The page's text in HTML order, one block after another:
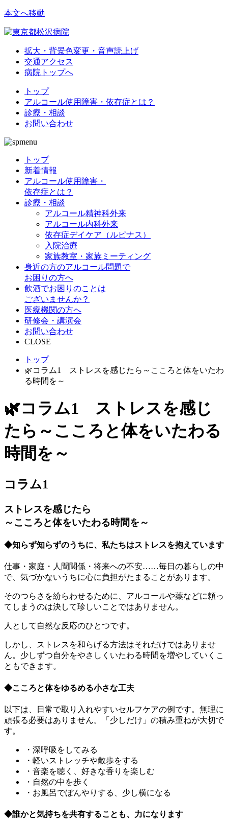
本文へ移動
拡大・背景色変更・音声読上げ
交通アクセス
病院トップへ
トップ
アルコール使用障害・依存症とは？
診療・相談
お問い合わせ
トップ
新着情報
アルコール使用障害・
依存症とは？
診療・相談
アルコール精神科外来
アルコール内科外来
依存症デイケア（ルピナス）
入院治療
家族教室・家族ミーティング
身近の方のアルコール問題で
お困りの方へ
飲酒でお困りのことは
ございませんか？
医療機関の方へ
研修会・講演会
お問い合わせ
CLOSE
トップ
🌿コラム1 ストレスを感じたら～こころと体をいたわ
る時間を～
🌿コラム1 ストレスを感じ
たら～こころと体をいたわる
時間を～
コラム1
ストレスを感じたら
～こころと体をいたわる時間を～
◆知らず知らずのうちに、私たちはストレスを抱えています
仕事・家庭・人間関係・将来への不安……毎日の暮らしの中
で、気づかないうちに心に負担がたまることがあります。
そのつらさを紛らわせるために、アルコールや薬などに頼っ
てしまうのは決して珍しいことではありません。
人として自然な反応のひとつです。
しかし、ストレスを和らげる方法はそれだけではありませ
ん。少しずつ自分をやさしくいたわる時間を増やしていくこ
ともできます。
◆こころと体をゆるめる小さな工夫
以下は、日常で取り入れやすいセルフケアの例です。無理に
頑張る必要はありません。「少しだけ」の積み重ねが大切で
す。
・深呼吸をしてみる
・軽いストレッチや散歩をする
・音楽を聴く、好きな香りを楽しむ
・自然の中を歩く
・お風呂でぼんやりする、少し横になる
◆誰かと気持ちを共有することも、力になります